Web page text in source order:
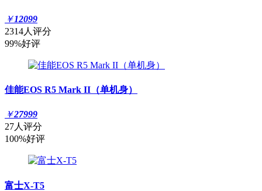
￥12099
2314人评分
99%好评
佳能EOS R5 Mark II（单机身）
￥27999
27人评分
100%好评
富士X-T5